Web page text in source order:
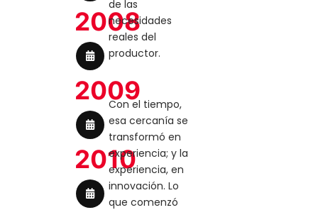
2008
2009
2010
de las
necesidades
reales del
productor.
Con el tiempo,
esa cercanía se
transformó en
experiencia; y la
experiencia, en
innovación. Lo
que comenzó